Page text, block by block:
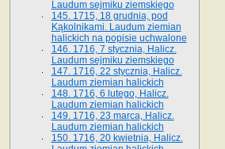
Laudum sejmiku ziemskiego
145. 1715, 18 grudnia, pod
Kąkolnikami. Laudum ziemian
halickich na popisie uchwalone
146. 1716, 7 stycznia, Halicz.
Laudum sejmiku ziemskiego
147. 1716, 22 stycznia, Halicz.
Laudum ziemian halickich
148. 1716, 6 lutego, Halicz.
Laudum ziemian halickich
149. 1716, 23 marca, Halicz.
Laudum ziemian halickich
150. 1716, 20 kwietnia, Halicz.